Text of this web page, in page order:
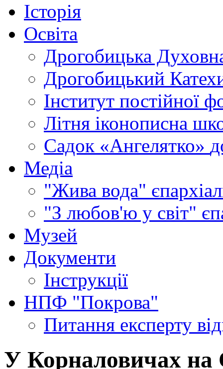
Історія
Освіта
Дрогобицька
Дрогобицький
Інститут постійної
Літня іконописна
Садок «Ангелятко»
Медіа
"Жива вода"
"З любов'ю у світ"
Музей
Документи
Інструкції
НПФ "Покрова"
Питання експерту
У Корналовичах на